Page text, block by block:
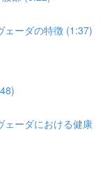
ェーダの特徴 (1:37)
ェーダにおける健康